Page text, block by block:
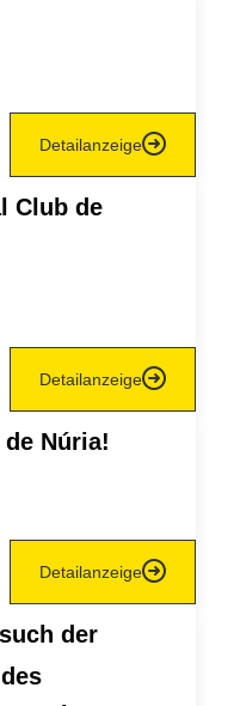
Detailanzeige
Club de
Detailanzeige
Núria!
Detailanzeige
der